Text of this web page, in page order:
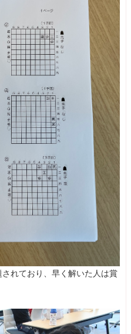
れており、早く解いた人は賞